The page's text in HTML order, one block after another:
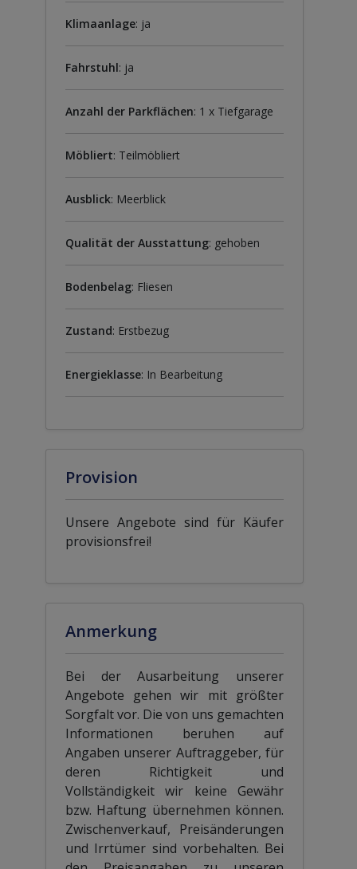
Klimaanlage: ja
Fahrstuhl: ja
Anzahl der Parkflächen: 1 x Tiefgarage
Möbliert: Teilmöbliert
Ausblick: Meerblick
Qualität der Ausstattung: gehoben
Bodenbelag: Fliesen
Zustand: Erstbezug
Energieklasse: In Bearbeitung
Provision
Unsere Angebote sind für Käufer
provisionsfrei!
Anmerkung
Bei der Ausarbeitung unserer
Angebote gehen wir mit größter
Sorgfalt vor. Die von uns gemachten
Informationen beruhen auf
Angaben unserer Auftraggeber, für
deren Richtigkeit und
Vollständigkeit wir keine Gewähr
bzw. Haftung übernehmen können.
Zwischenverkauf, Preisänderungen
und Irrtümer sind vorbehalten. Bei